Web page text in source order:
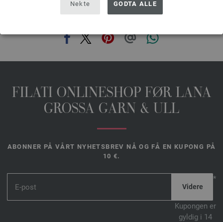
Nekte GODTA ALLE
FILATI ONLINESHOP FØR LANA
GROSSA GARN & ULL
ABONNER PÅ VÅRT NYHETSBREV NÅ OG FÅ EN KUPONG PÅ
10 €.
*
Kupongen er
gyldig i 14